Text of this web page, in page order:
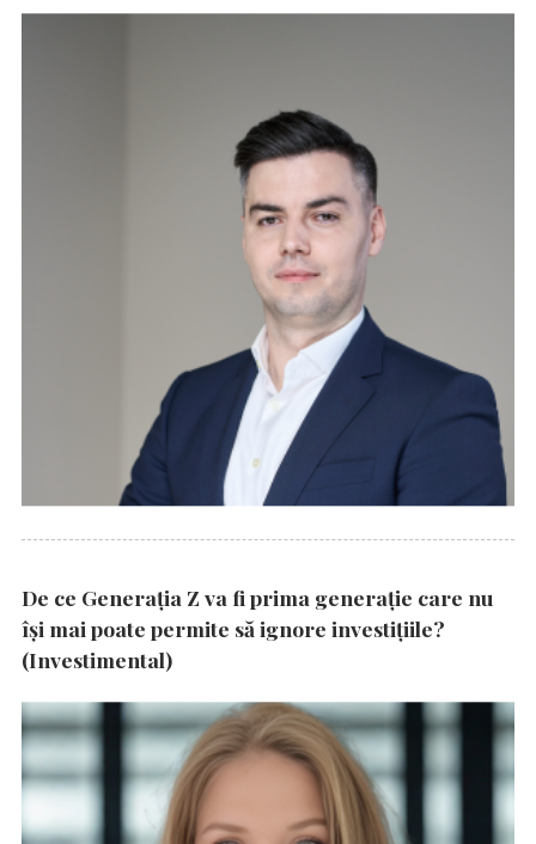
De ce Generația Z va fi prima generație care nu
își mai poate permite să ignore investițiile?
(Investimental)